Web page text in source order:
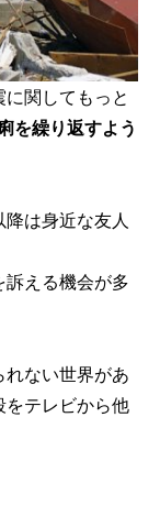
関してもっと
を繰り返すよう
は身近な友人
える機会が多
れない世界があ
をテレビから他